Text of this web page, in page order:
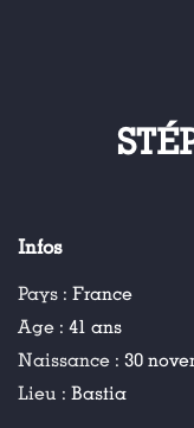
Infos
Pays : France
Age : 41 ans
Naissance : 30
Lieu : Bastia